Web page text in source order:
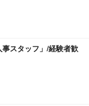
スタッフ」/経験者歓